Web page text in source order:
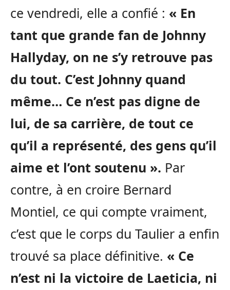
ce vendredi, elle a confié : « En
tant que grande fan de Johnny
Hallyday, on ne s’y retrouve pas
du tout. C’est Johnny quand
même… Ce n’est pas digne de
lui, de sa carrière, de tout ce
qu’il a représenté, des gens qu’il
aime et l’ont soutenu ». Par
contre, à en croire Bernard
Montiel, ce qui compte vraiment,
c’est que le corps du Taulier a enfin
trouvé sa place définitive. « Ce
n’est ni la victoire de Laeticia, ni